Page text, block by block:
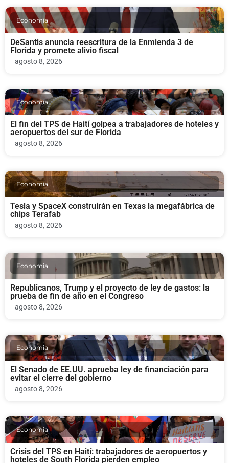
Economia
DeSantis anuncia reescritura de la Enmienda 3 de
Florida y promete alivio fiscal
agosto 8, 2026
Economia
El fin del TPS de Haití golpea a trabajadores de hoteles y
aeropuertos del sur de Florida
agosto 8, 2026
Economia
Tesla y SpaceX construirán en Texas la megafábrica de
chips Terafab
agosto 8, 2026
Economia
Republicanos, Trump y el proyecto de ley de gastos: la
prueba de fin de año en el Congreso
agosto 8, 2026
Economia
El Senado de EE.UU. aprueba ley de financiación para
evitar el cierre del gobierno
agosto 8, 2026
Economia
Crisis del TPS en Haití: trabajadores de aeropuertos y
hoteles de South Florida pierden empleo